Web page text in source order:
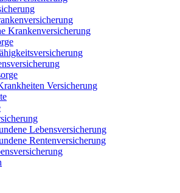
Krankenversicherung
Versicherung
Lebensversicherung
Rentenversicherung